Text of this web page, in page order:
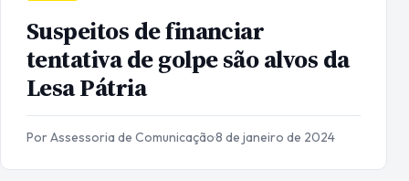
Suspeitos de financiar
tentativa de golpe são alvos da
Lesa Pátria
Por Assessoria de Comunicação·8 de janeiro de 2024